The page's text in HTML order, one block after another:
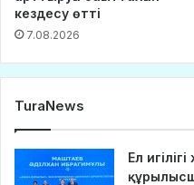
кездесу өтті
7.08.2026
TuraNews
Ел